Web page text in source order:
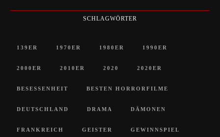
SCHLAGWÖRTER
139ER 1970ER 1980ER 1990ER
2000ER 2010ER 2020 2020ER
BESESSENHEIT BESTEN HORRORFILME
DEUTSCHLAND DRAMA DÄMONEN
FRANKREICH GEISTER GEWINNSPIEL